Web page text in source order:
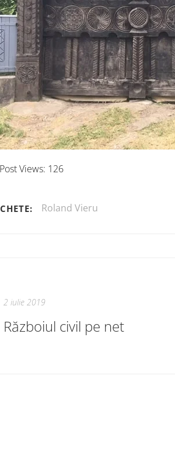
Post Views: 126
Roland Vieru
2 iulie 2019
Războiul civil pe net